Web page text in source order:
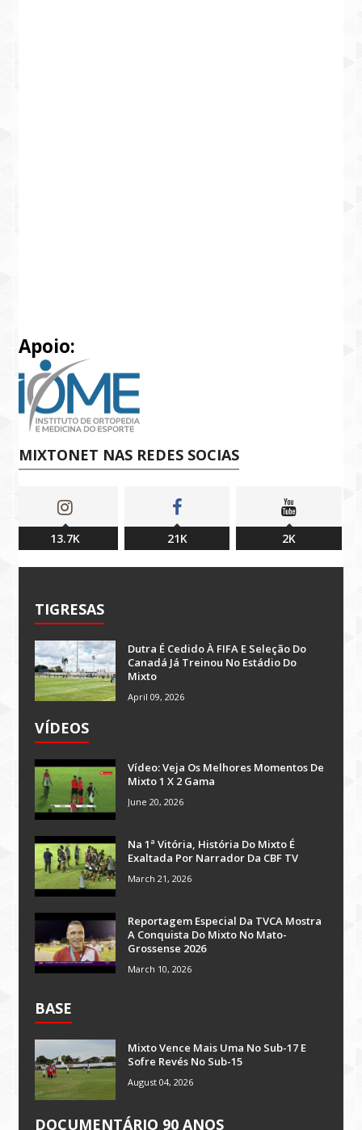
Apoio:
MIXTONET NAS REDES SOCIAS
13.7K 21K 2K
TIGRESAS
Dutra É Cedido À FIFA E Seleção Do
Canadá Já Treinou No Estádio Do
Mixto
April 09, 2026
VÍDEOS
Vídeo: Veja Os Melhores Momentos De
Mixto 1 X 2 Gama
June 20, 2026
Na 1ª Vitória, História Do Mixto É
Exaltada Por Narrador Da CBF TV
March 21, 2026
Reportagem Especial Da TVCA Mostra
A Conquista Do Mixto No Mato-
Grossense 2026
March 10, 2026
BASE
Mixto Vence Mais Uma No Sub-17 E
Sofre Revés No Sub-15
August 04, 2026
DOCUMENTÁRIO 90 ANOS